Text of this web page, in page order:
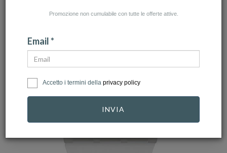
Promozione non cumulabile con tutte le offerte attive.
Email *
Accetto i termini della privacy policy
INVIA